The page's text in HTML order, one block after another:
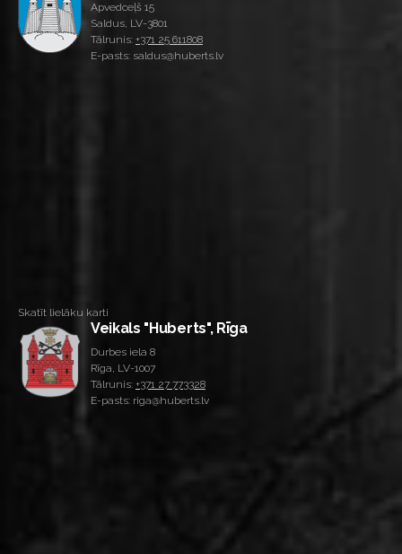
Apvedceļš 15
Saldus, LV-3801
Tālrunis: +371 25 611808
E-pasts: saldus@huberts.lv
Skatīt lielāku karti
Veikals "Huberts", Rīga
Durbes iela 8
Rīga, LV-1007
Tālrunis: +371 27 773328
E-pasts: riga@huberts.lv